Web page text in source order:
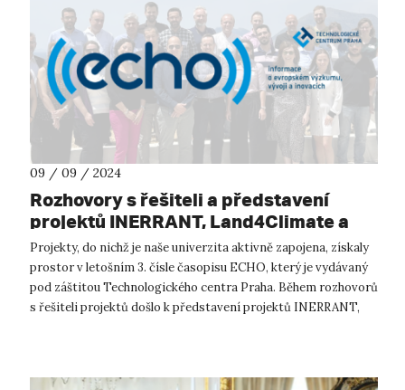
09 / 09 / 2024
Rozhovory s řešiteli a představení
projektů INERRANT, Land4Climate a
SpongeBoost v hlavní roli posledního
vydání časopisu ECHO
Projekty, do nichž je naše univerzita aktivně zapojena, získaly
prostor v letošním 3. čísle časopisu ECHO, který je vydávaný
pod záštitou Technologického centra Praha. Během rozhovorů
s řešiteli projektů došlo k představení projektů INERRANT,